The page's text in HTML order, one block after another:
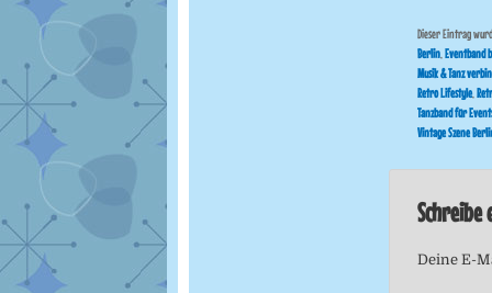
Dieser Eintrag
Berlin, Eventband
Musik & Tanz
Retro Lifestyle,
Tanzband für
Vintage Szene
Schreibe
Deine E-